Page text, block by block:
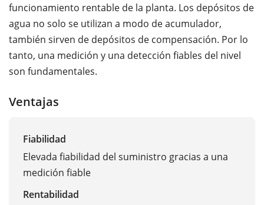
funcionamiento rentable de la planta. Los depósitos de
agua no solo se utilizan a modo de acumulador,
también sirven de depósitos de compensación. Por lo
tanto, una medición y una detección fiables del nivel
son fundamentales.
Ventajas
Fiabilidad
Elevada fiabilidad del suministro gracias a una
medición fiable
Rentabilidad